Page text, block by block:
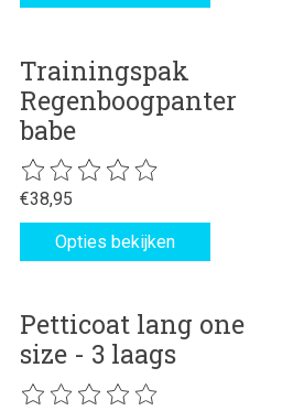
Trainingspak
Regenboogpanter
babe
De beoordeling van dit product is
€38,95
Opties bekijken
Petticoat lang one
size - 3 laags
De beoordeling van dit product is